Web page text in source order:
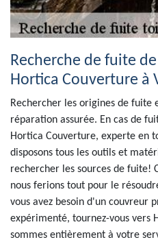
Recherche de fuite
Hortica Couverture à
Rechercher les origines de fuite
réparation assurée. En cas de
Hortica Couverture, experte en
disposons tous les outils et
rechercher les sources de fuite!
nous ferions tout pour le
vous avez besoin d'un couvreur
expérimenté, tournez-vous vers
sommes entièrement à votre